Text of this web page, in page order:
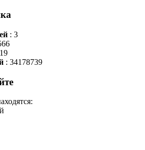
: 3
: 34178739